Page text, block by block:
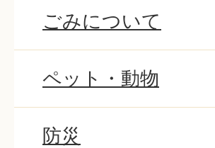
ごみについて
ペット・動物
防災